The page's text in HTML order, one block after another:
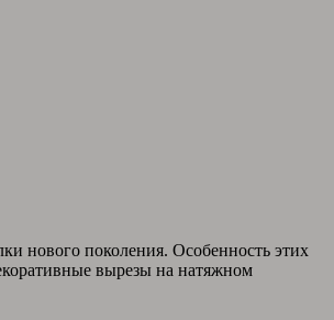
нового поколения. Особенность этих
вырезы на натяжном